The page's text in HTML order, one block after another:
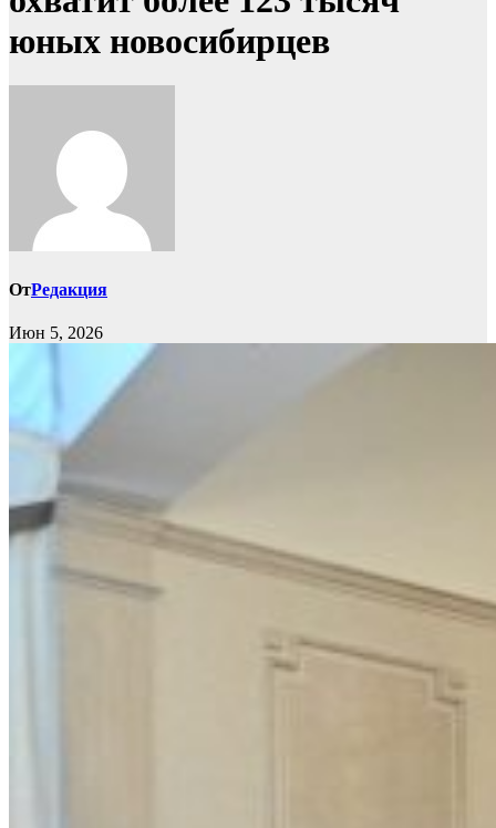
юных новосибирцев
ОтРедакция
Июн 5, 2026